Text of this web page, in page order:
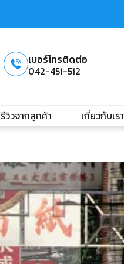
เบอร์โทรติดต่อ
042-451-512
รีวิวจากลูกค้า เกี่ยวกับเรา